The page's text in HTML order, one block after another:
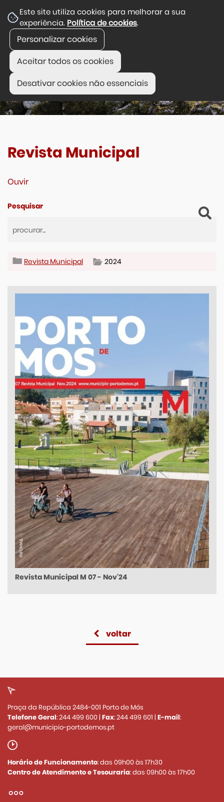
Este site utiliza cookies para melhorar a sua
experiência. Política de cookies.
Personalizar cookies
Aceitar todos os cookies
Desativar cookies não essenciais
Revista Municipal
Ouvir
Pesquisar
Revista Municipal 2024
Revista Municipal M 07 - Nov'24
voltar
Praça da República 2484-001 Porto de Mós
Telefone Geral:244 499 600| Fax:244 499 601 | E-mail:
geral@municipio-portodemos.pt
Horário de Funcionamento: das 09h00 às 17h30
Centro de Atendimento e Tesouraria: das 09h00 às 17h00